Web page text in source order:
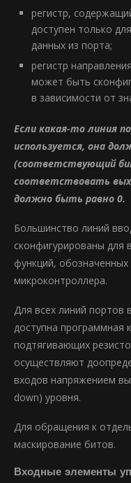
регистр,
доступен только
данных из порта;
регистр
может быть
в зависимости от
Если какая-то линия
используется, она
(соответствующий
соответствовать
должно быть равно 0.
Большинство линий
сконфигурированы для
функций,
микроконтроллера.
Для всех линий портов
доступна программная
подтягивающих
осуществляют
входов напряжением
down) уровня.
Для обращения к
маскирование битов.
Входные элементы